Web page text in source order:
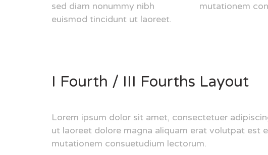
sed diam nonummy nibh
euismod tincidunt ut laoreet.
mutationem
I Fourth / III Fourths Layout
Lorem ipsum dolor sit amet, consectetuer
ut laoreet dolore magna aliquam erat volutpat est
mutationem consuetudium lectorum.